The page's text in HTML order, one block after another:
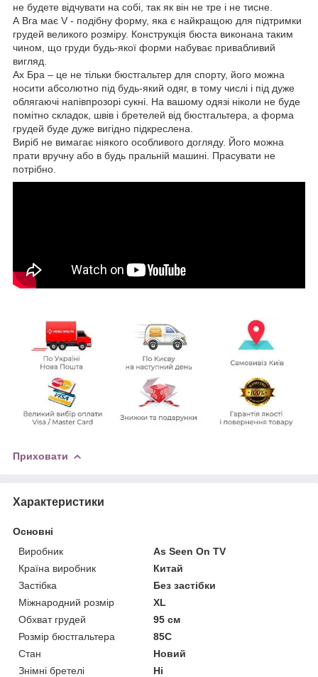
не будете відчувати на собі, так як він не тре і не тисне.
А Вга має V - подібну форму, яка є найкращою для підтримки
грудей великого розміру. Конструкція бюста виконана таким
чином, що груди будь-якої форми набуває привабливий
вигляд.
Ах Бра – це не тільки бюстгальтер для спорту, його можна
носити абсолютно під будь-який одяг, в тому числі і під дуже
облягаючі напівпрозорі сукні. На вашому одязі ніколи не буде
помітно складок, швів і бретелей від бюстгальтера, а форма
грудей буде дуже вигідно підкреслена.
Виріб не вимагає ніякого особливого догляду. Його можна
прати вручну або в будь пральній машині. Прасувати не
потрібно.
Приховати
Характеристики
Основні
Виробник
As Seen On TV
Країна виробник
Китай
Застібка
Без застібки
Міжнародний розмір
XL
Обхват грудей
95 см
Розмір бюстгальтера
85C
Стан
Новий
Знімні бретелі
Ні